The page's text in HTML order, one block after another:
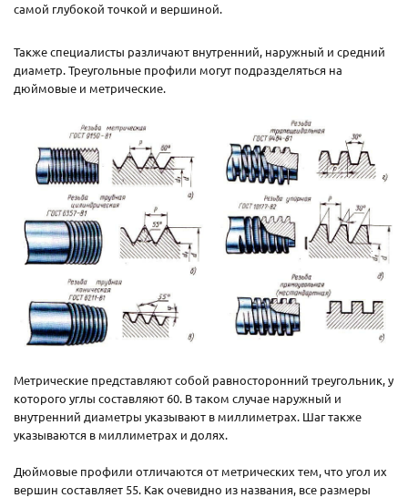
самой глубокой точкой и вершиной.
Также специалисты различают внутренний, наружный и средний
диаметр. Треугольные профили могут подразделяться на
дюймовые и метрические.
Метрические представляют собой равносторонний треугольник, у
которого углы составляют 60. В таком случае наружный и
внутренний диаметры указывают в миллиметрах. Шаг также
указываются в миллиметрах и долях.
Дюймовые профили отличаются от метрических тем, что угол их
вершин составляет 55. Как очевидно из названия, все размеры